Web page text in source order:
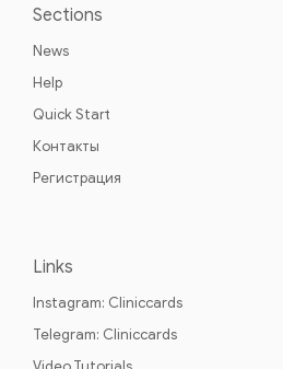
Sections
News
Help
Quick Start
Контакты
Регистрация
Links
Instagram: Cliniccards
Telegram: Cliniccards